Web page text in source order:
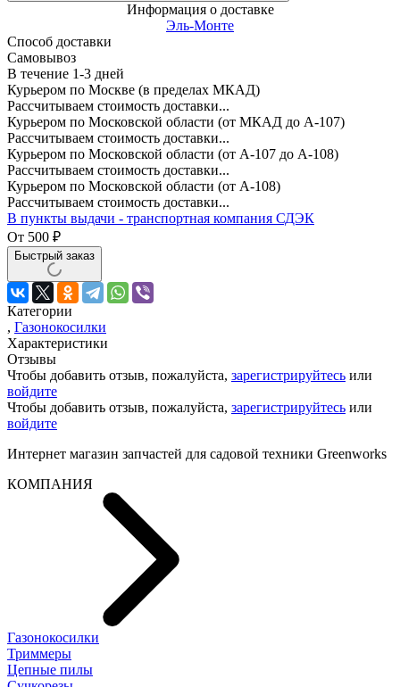
Информация о доставке
Эль-Монте
Способ доставки
Самовывоз
В течение 1-3 дней
Курьером по Москве (в пределах МКАД)
Рассчитываем стоимость доставки...
Курьером по Московской области (от МКАД до А-107)
Рассчитываем стоимость доставки...
Курьером по Московской области (от А-107 до А-108)
Рассчитываем стоимость доставки...
Курьером по Московской области (от А-108)
Рассчитываем стоимость доставки...
В пункты выдачи - транспортная компания СДЭК
От 500 ₽
Быстрый заказ
Категории
, Газонокосилки
Характеристики
Отзывы
Чтобы добавить отзыв, пожалуйста, зарегистрируйтесь или
войдите
Чтобы добавить отзыв, пожалуйста, зарегистрируйтесь или
войдите
Интернет магазин запчастей для садовой техники Greenworks
КОМПАНИЯ
Газонокосилки
Триммеры
Цепные пилы